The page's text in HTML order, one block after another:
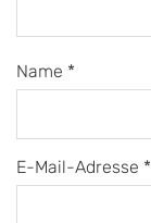
Name *
E-Mail-Adresse *